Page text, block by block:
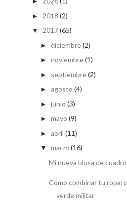
► 2018 (2)
▼ 2017(65)
► diciembre(2)
► noviembre(1)
► septiembre(2)
► agosto (4)
► junio (3)
► mayo (9)
► abril (11)
▼ marzo (16)
Mi nueva blusa de
Cómo combinar tu ropa:
verde militar